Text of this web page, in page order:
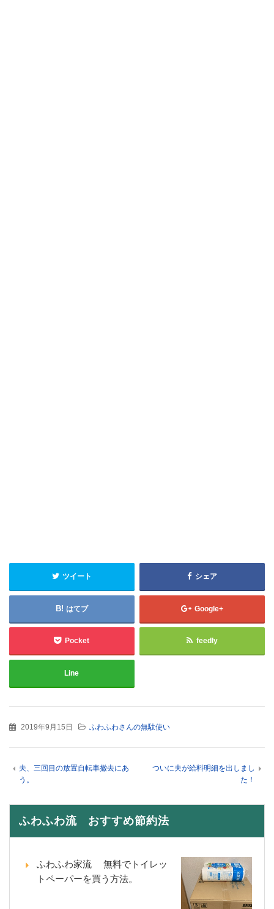
ツイート シェア
はてブ Google+
Pocket feedly
Line
2019年9月15日 ふわふわさんの無駄使い
夫、三回目の放置自転車撤去にあ
う。
ついに夫が給料明細を出しまし
た！
ふわふわ流 おすすめ節約法
ふわふわ家流 無料でトイレッ
トペーパーを買う方法。